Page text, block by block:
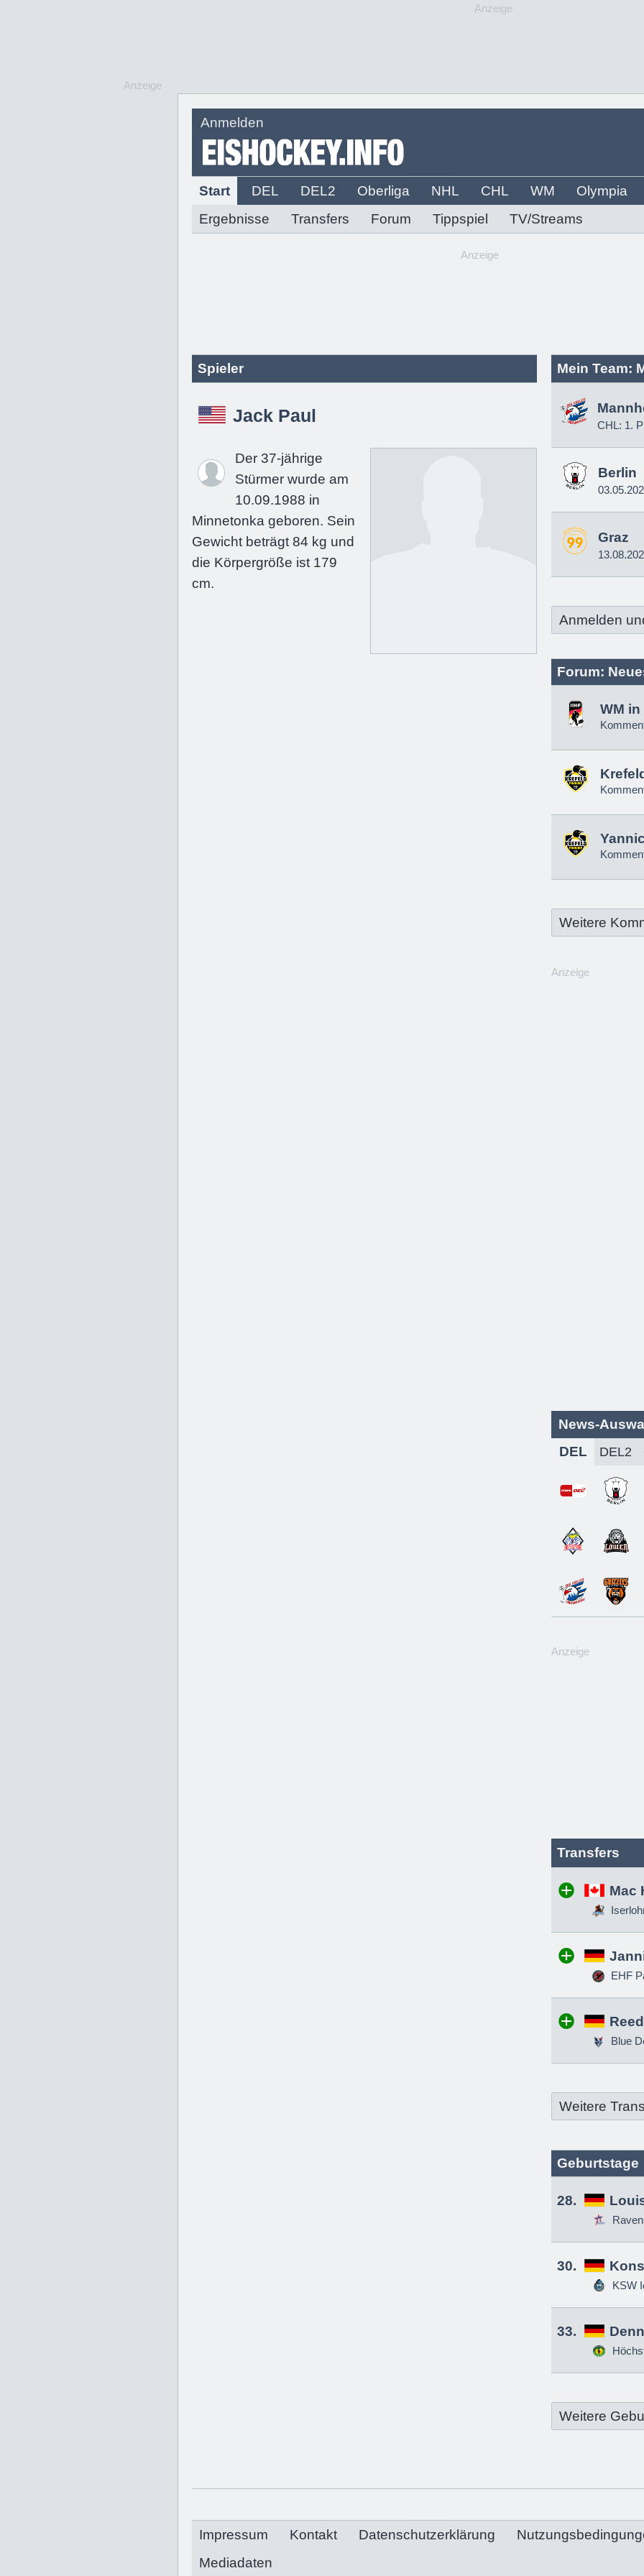
Anzeige
Anmelden
Start DEL DEL2 Oberliga NHL CHL WM
Olympia
Ergebnisse
Transfers Forum Tippspiel TV/Streams
Anzeige
Anzeige
Spieler
Jack Paul
Der 37-jährige
Stürmer wurde am
10.09.1988 in
Minnetonka geboren. Sein
Gewicht beträgt 84 kg und
die Körpergröße ist 179
cm.
Mein Team:
CHL: 1.
Berlin
Graz
Anmelden
Forum:
WM
Weitere
Anzeige
News-
DEL
Anzeige
Transfers
Mac
EHF
Blue
Weitere
Geburtstage
28.
30.
KSW
33.
Weitere
Impressum Kontakt Datenschutzerklärung
Mediadaten